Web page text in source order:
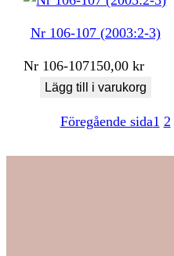
Nr 106-107 (2003:2-3)
Nr 106-107150,00kr
Lägg till i varukorg
Föregående sida1 2